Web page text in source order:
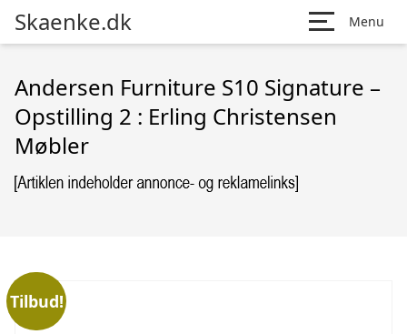
Skaenke.dk Menu
Andersen Furniture S10 Signature –
Opstilling 2 : Erling Christensen
Møbler
Tilbud!